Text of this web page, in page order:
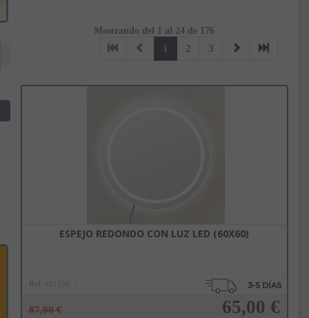
Mostrando del 1 al 24 de 176
1 2 3
ESPEJO REDONDO CON LUZ LED (60X60)
Ref. 611556
87,00 € 65,00 €